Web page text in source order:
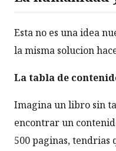
Esta no es una idea
la misma solucion
La tabla de
Imagina un libro sin
encontrar un
500 paginas, tendrias